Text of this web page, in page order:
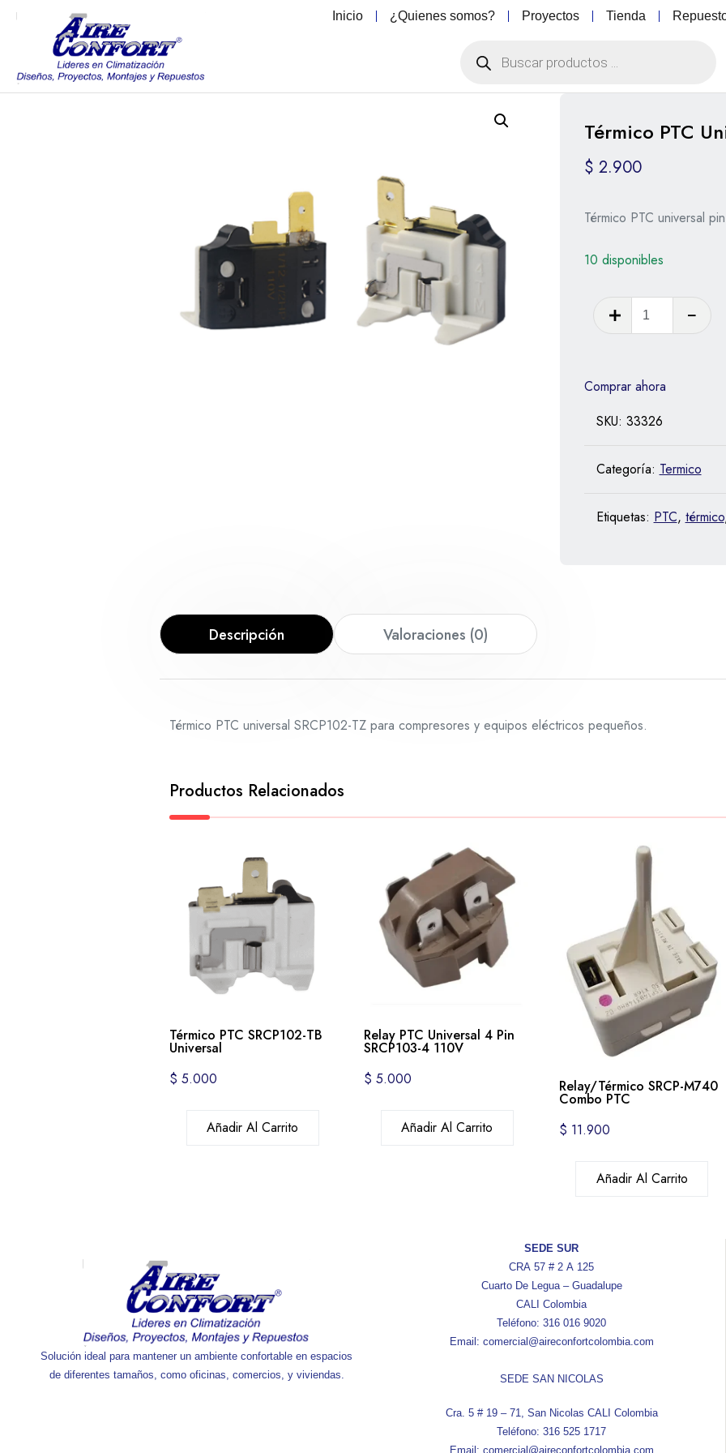
Inicio ¿Quienes somos? Proyectos Tienda
Térmico PTC
$ 2.900
Térmico PTC universal
10 disponibles
Comprar ahora
SKU: 33326
Categoría: Termico
Etiquetas: PTC, térmico
Descripción Valoraciones (0)
Térmico PTC universal SRCP102-TZ para compresores y equipos eléctricos pequeños.
Productos Relacionados
Térmico PTC SRCP102-TB
Universal
$ 5.000
Añadir Al Carrito
Relay PTC Universal 4 Pin
SRCP103-4 110V
$ 5.000
Añadir Al Carrito
Relay/Térmico SRCP-M740
Combo PTC
$ 11.900
Añadir Al Carrito
Solución ideal para mantener un ambiente confortable en espacios
de diferentes tamaños, como oficinas, comercios, y viviendas.
SEDE SUR
CRA 57 # 2 A 125
Cuarto De Legua – Guadalupe
CALI Colombia
Teléfono: 316 016 9020
Email: comercial@aireconfortcolombia.com
SEDE SAN NICOLAS
Cra. 5 # 19 – 71, San Nicolas CALI Colombia
Teléfono: 316 525 1717
Email: comercial@aireconfortcolombia.com